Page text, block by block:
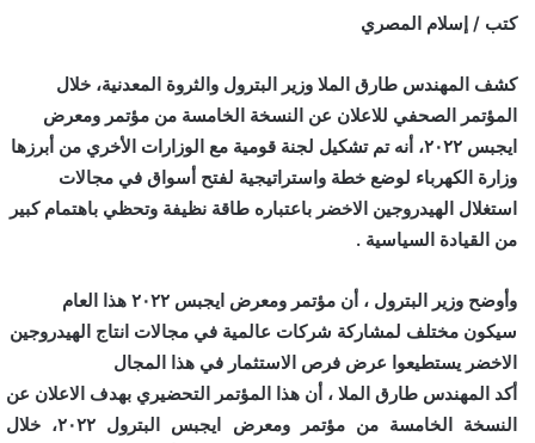
كتب / إسلام المصري
كشف المهندس طارق الملا وزير البترول والثروة المعدنية، خلال
المؤتمر الصحفي للاعلان عن النسخة الخامسة من مؤتمر ومعرض
ايجبس ٢٠٢٢، أنه تم تشكيل لجنة قومية مع الوزارات الأخري من أبرزها
وزارة الكهرباء لوضع خطة واستراتيجية لفتح أسواق في مجالات
استغلال الهيدروجين الاخضر باعتباره طاقة نظيفة وتحظي باهتمام كبير
من القيادة السياسية .
وأوضح وزير البترول ، أن مؤتمر ومعرض ايجبس ٢٠٢٢ هذا العام
سيكون مختلف لمشاركة شركات عالمية في مجالات انتاج الهيدروجين
الاخضر يستطيعوا عرض فرص الاستثمار في هذا المجال
أكد المهندس طارق الملا ، أن هذا المؤتمر التحضيري بهدف الاعلان عن
النسخة الخامسة من مؤتمر ومعرض ايجبس البترول ٢٠٢٢، خلال